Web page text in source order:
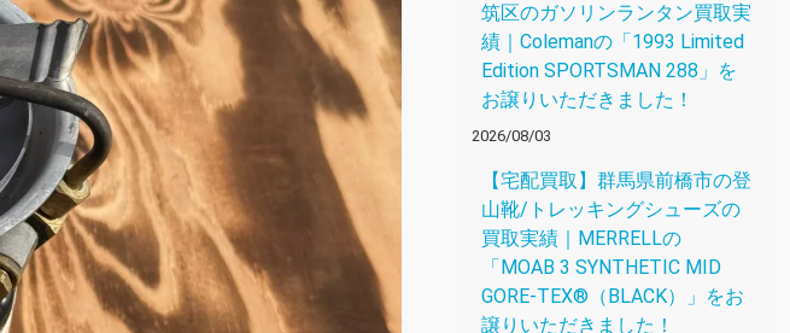
筑区のガソリンランタン買取実
績｜Colemanの「1993 Limited
Edition SPORTSMAN 288」を
お譲りいただきました！
2026/08/03
【宅配買取】群馬県前橋市の登
山靴/トレッキングシューズの
買取実績｜MERRELLの
「MOAB 3 SYNTHETIC MID
GORE-TEX®（BLACK）」をお
譲りいただきました！